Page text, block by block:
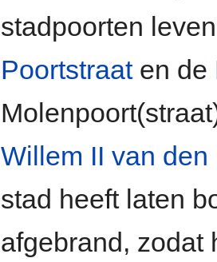
stadpoorten
Poortstraaten de
Willem II van den
stad heeft laten
afgebrand,